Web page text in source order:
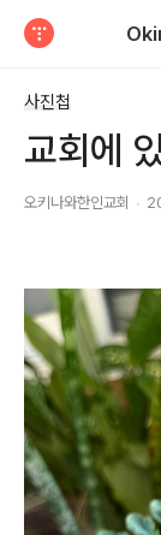
사진첩
교회에
오키나와한인교회